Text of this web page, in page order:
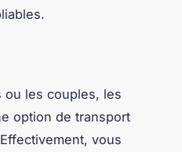
ou les couples, les
option de transport
vous